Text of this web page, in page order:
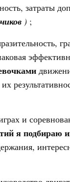
затраты
) ;
и
я подбираю